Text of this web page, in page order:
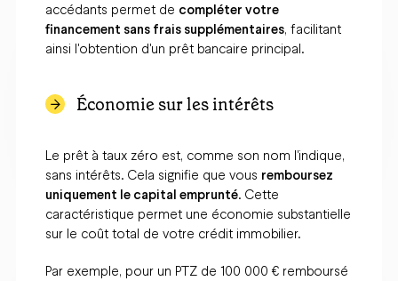
accédants permet de compléter votre
financement sans frais supplémentaires, facilitant
ainsi l'obtention d'un prêt bancaire principal.
Économie sur les intérêts
Le prêt à taux zéro est, comme son nom l'indique,
sans intérêts. Cela signifie que vous remboursez
uniquement le capital emprunté. Cette
caractéristique permet une économie substantielle
sur le coût total de votre crédit immobilier.
Par exemple, pour un PTZ de 100 000 € remboursé